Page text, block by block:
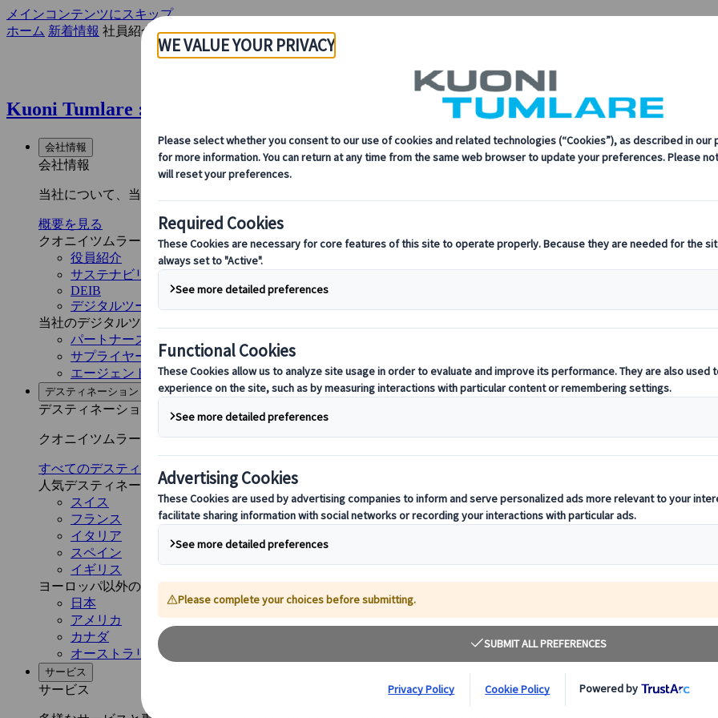
メインコンテンツにスキップ
ホーム 新着情報 社員紹介: Gabriela Vendito クオニイツムラーレ シニアプロジェクトマネージャー
Kuoni Tumlare : 社員紹介: Gabriela Vendito クオニイツムラーレ シニアプロジ
会社情報
会社情報
当社について、当社の事業内容、旅行のサステイナビリティ、革新、最新のテクノロジーに対する当社の取り組みに
概要を見る
クオニイツムラーレとは
役員紹介
サステナビリティ
DEIB
デジタルツール
当社のデジタルツール
パートナーズモバイルアプリケーション
サプライヤーポータル
エージェント Web アプリケーション
デスティネーション
デスティネーション
クオニイツムラーレと共に、世界各地のネットワークを活用した旅へ。デスティネーションの専門家が、お客様の多
すべてのデスティネーションを見る
人気デスティネーション
スイス
フランス
イタリア
スペイン
イギリス
ヨーロッパ以外のデスティネーション
日本
アメリカ
カナダ
オーストラリア
サービス
サービス